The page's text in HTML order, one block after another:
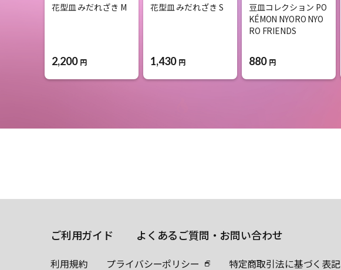
花型皿 みだれざき M
2,200 円
花型皿 みだれざき S
1,430 円
豆皿コレクション PO
KÉMON NYORO NYO
RO FRIENDS
880 円
ご利用ガイド よくあるご質問・お問い合わせ
利用規約 プライバシーポリシー 特定商取引法に基づく表記